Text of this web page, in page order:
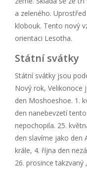
a zeleného.
klobouk. Tento nový
orientaci Lesotha.
Státní svátky
Státní svátky jsou
Nový rok, Velikonoce
den Moshoeshoe. 1.
den nanebevzetí
nepochopila. 25.
den slavíme jako den
krále, 4. října den
26. prosince takzvaný